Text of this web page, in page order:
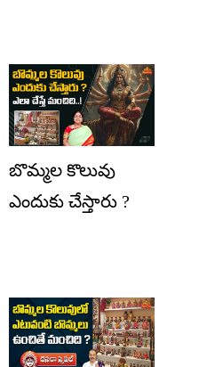
బొమ్మల కొలువు
ఎందుకు చేస్తారు ?